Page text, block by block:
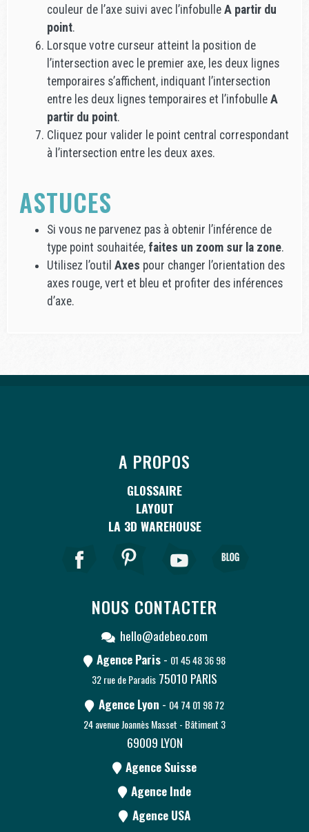
couleur de l’axe suivi avec l’infobulle A partir du
point.
Lorsque votre curseur atteint la position de
l’intersection avec le premier axe, les deux lignes
temporaires s’affichent, indiquant l’intersection
entre les deux lignes temporaires et l’infobulle A
partir du point.
Cliquez pour valider le point central correspondant
à l’intersection entre les deux axes.
ASTUCES
Si vous ne parvenez pas à obtenir l’inférence de
type point souhaitée, faites un zoom sur la zone.
Utilisez l’outil Axes pour changer l’orientation des
axes rouge, vert et bleu et profiter des inférences
d’axe.
A PROPOS
GLOSSAIRE
LAYOUT
LA 3D WAREHOUSE
NOUS CONTACTER
hello@adebeo.com
Agence Paris- 01 45 48 36 98
32 rue de Paradis 75010 PARIS
Agence Lyon - 04 74 01 98 72
24 avenue Joannès Masset - Bâtiment 3
69009 LYON
Agence Suisse
Agence Inde
Agence USA